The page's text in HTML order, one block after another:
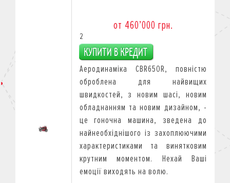
от 460’000 грн.
2
Аеродинаміка CBR650R, повністю
оброблена для найвищих
швидкостей, з новим шасі, новим
обладнанням та новим дизайном, -
це гоночна машина, зведена до
найнеобхіднішого із захоплюючими
характеристиками та винятковим
крутним моментом. Нехай Ваші
емоції виходять на волю.